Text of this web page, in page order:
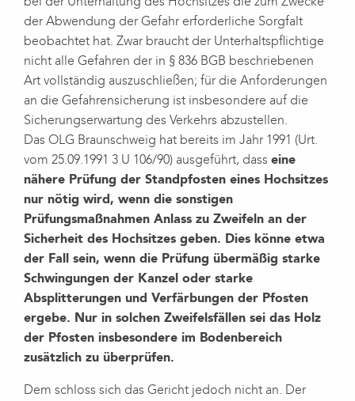
der Abwendung der Gefahr erforderliche Sorgfalt
beobachtet hat. Zwar braucht der Unterhaltspflichtige
nicht alle Gefahren der in § 836 BGB beschriebenen
Art vollständig auszuschließen; für die Anforderungen
an die Gefahrensicherung ist insbesondere auf die
Sicherungserwartung des Verkehrs abzustellen.
Das OLG Braunschweig hat bereits im Jahr 1991 (Urt.
vom 25.09.1991 3 U 106/90) ausgeführt, dass eine
nähere Prüfung der Standpfosten eines Hochsitzes
nur nötig wird, wenn die sonstigen
Prüfungsmaßnahmen Anlass zu Zweifeln an der
Sicherheit des Hochsitzes geben. Dies könne etwa
der Fall sein, wenn die Prüfung übermäßig starke
Schwingungen der Kanzel oder starke
Absplitterungen und Verfärbungen der Pfosten
ergebe. Nur in solchen Zweifelsfällen sei das Holz
der Pfosten insbesondere im Bodenbereich
zusätzlich zu überprüfen.
Dem schloss sich das Gericht jedoch nicht an. Der